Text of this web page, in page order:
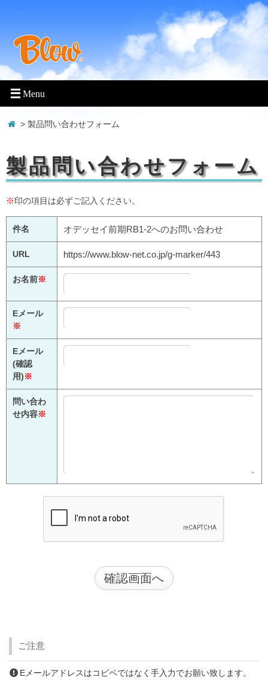
> 製品問い合わせフォーム
製品問い合わせフォーム
※印の項目は必ずご記入ください。
件名 オデッセイ前期RB1-2へのお問い合わせ
URL https://www.blow-net.co.jp/g-marker/443
お名前※
Eメール
※
Eメール
(確認
用)※
問い合わ
せ内容※
ご注意
Eメールアドレスはコピペではなく手入力でお願い致します。